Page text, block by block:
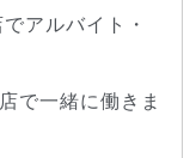
アルバイト・
で一緒に働きま